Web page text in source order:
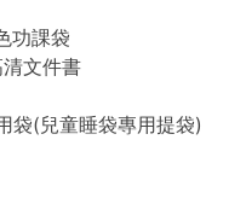
功課袋
文件書
袋(兒童睡袋專用提袋)